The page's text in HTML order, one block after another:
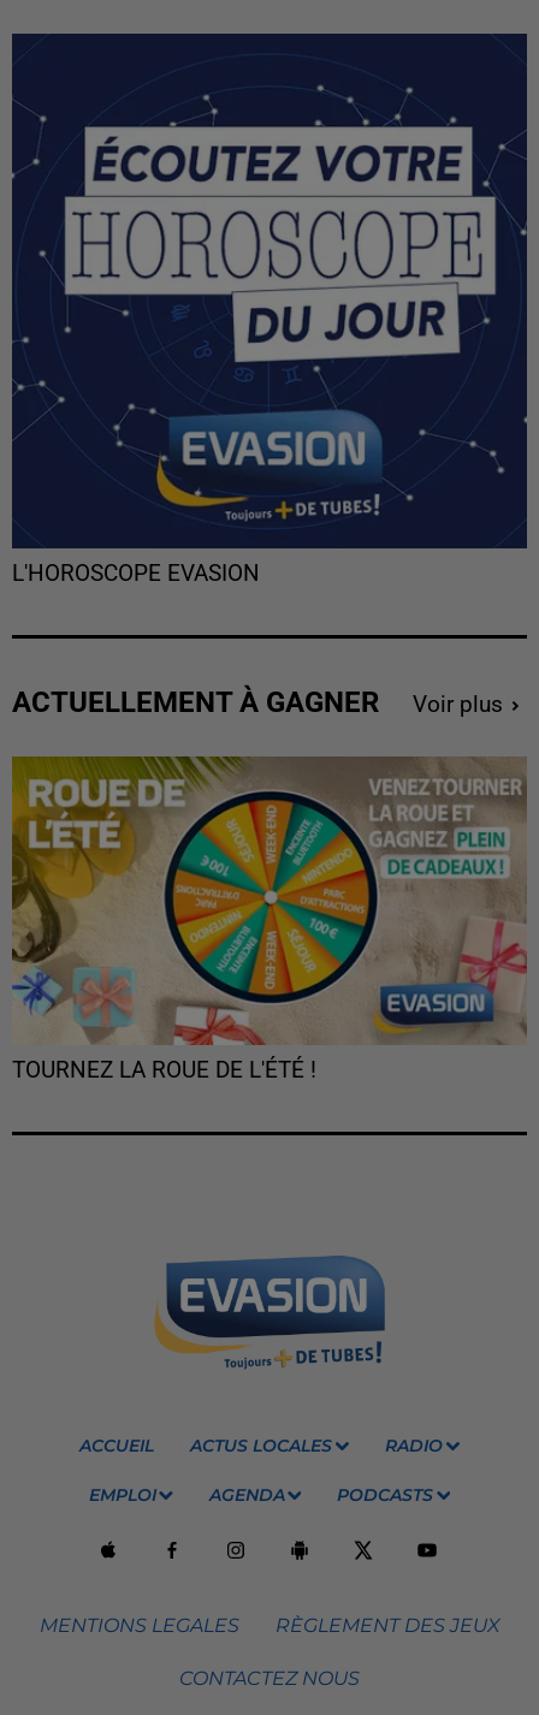
L'HOROSCOPE EVASION
ACTUELLEMENT À GAGNER Voir plus
TOURNEZ LA ROUE DE L'ÉTÉ !
ACCUEIL ACTUS LOCALES RADIO
EMPLOI AGENDA PODCASTS
MENTIONS LEGALES RÈGLEMENT DES JEUX
CONTACTEZ NOUS